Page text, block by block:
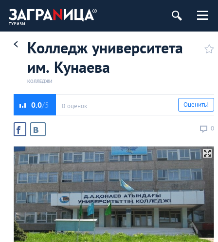
Колледж университета
им. Кунаева
КОЛЛЕДЖИ
0.0 0 оценок
0
Оценить!